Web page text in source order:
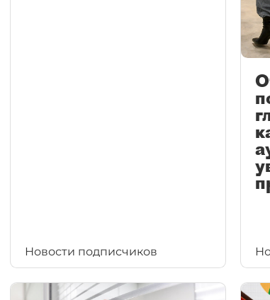
Новости подписчиков